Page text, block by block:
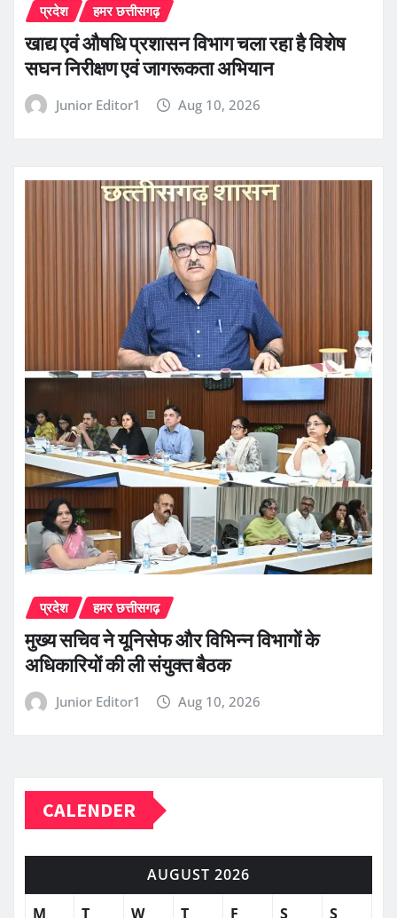
प्रदेश हमर छत्तीसगढ़
खाद्य एवं औषधि प्रशासन विभाग चला रहा है विशेष
सघन निरीक्षण एवं जागरूकता अभियान
Junior Editor1 Aug 10, 2026
प्रदेश हमर छत्तीसगढ़
मुख्य सचिव ने यूनिसेफ और विभिन्न विभागों के
अधिकारियों की ली संयुक्त बैठक
Junior Editor1 Aug 10, 2026
CALENDER
AUGUST 2026
M
T W T F S S